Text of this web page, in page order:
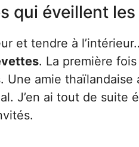
qui éveillent
et tendre à
. La première
Une amie
J’en ai tout de suite